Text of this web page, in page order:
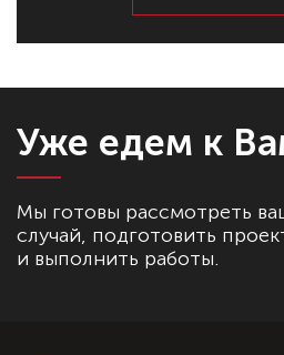
Уже едем к
Мы готовы рассмотреть
случай, подготовить
и выполнить работы.